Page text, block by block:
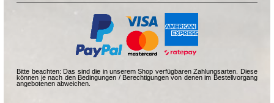
Bitte beachten: Das sind die in unserem Shop verfügbaren Zahlungsarten. Diese
können je nach den Bedingungen / Berechtigungen von denen im Bestellvorgang
angebotenen abweichen.